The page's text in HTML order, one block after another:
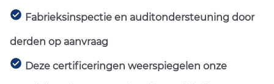
Fabrieksinspectie en auditondersteuning door
derden op aanvraag
Deze certificeringen weerspiegelen onze